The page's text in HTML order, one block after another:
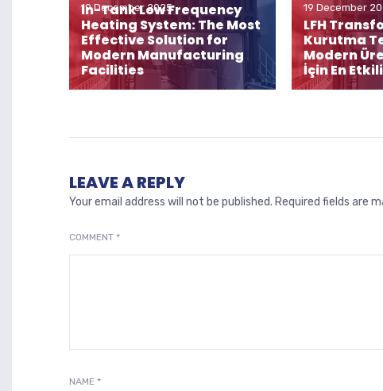
19 December 2025
In-Tank Low Frequency
Heating System: The Most
Effective Solution for
Modern Manufacturing
Facilities
19 December
LFH
Kurutma
Modern
İçin En
LEAVE A REPLY
Your email address will not be published. Required fields are
COMMENT *
NAME *